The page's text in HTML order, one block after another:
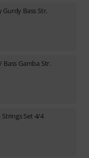
Gurdy Bass Str.
Bass Gamba Str.
Set 4/4